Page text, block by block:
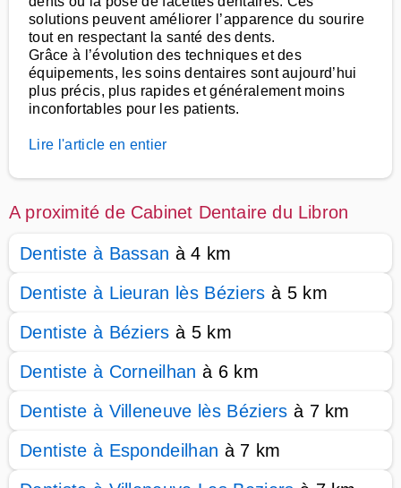
solutions peuvent améliorer l’apparence du sourire
tout en respectant la santé des dents.
Grâce à l’évolution des techniques et des
équipements, les soins dentaires sont aujourd’hui
plus précis, plus rapides et généralement moins
inconfortables pour les patients.
Lire l'article en entier
A proximité de Cabinet Dentaire du Libron
Dentiste à Bassan à 4 km
Dentiste à Lieuran lès Béziers à 5 km
Dentiste à Béziers à 5 km
Dentiste à Corneilhan à 6 km
Dentiste à Villeneuve lès Béziers à 7 km
Dentiste à Espondeilhan à 7 km